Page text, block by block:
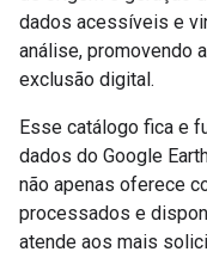
dados acessíveis e
análise, promovendo
exclusão digital.
Esse catálogo fica e
dados do Google
não apenas oferece
processados e
atende aos mais